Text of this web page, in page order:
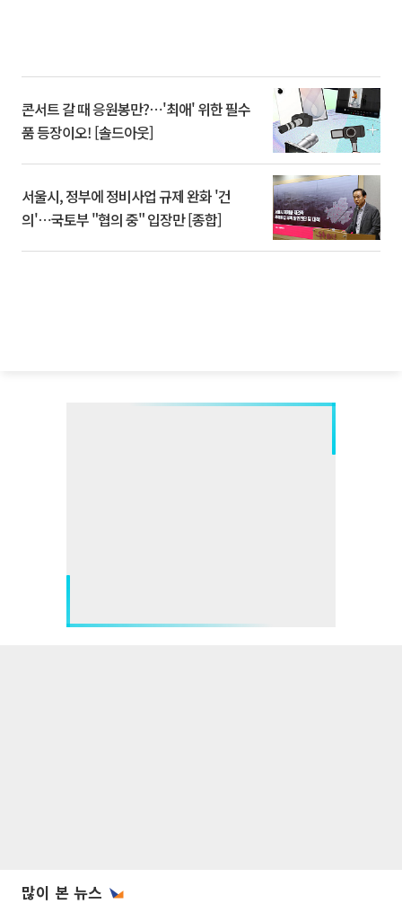
콘서트 갈 때 응원봉만?⋯'최애' 위한 필수
품 등장이오! [솔드아웃]
서울시, 정부에 정비사업 규제 완화 '건
의'⋯국토부 "협의 중" 입장만 [종합]
많이 본 뉴스